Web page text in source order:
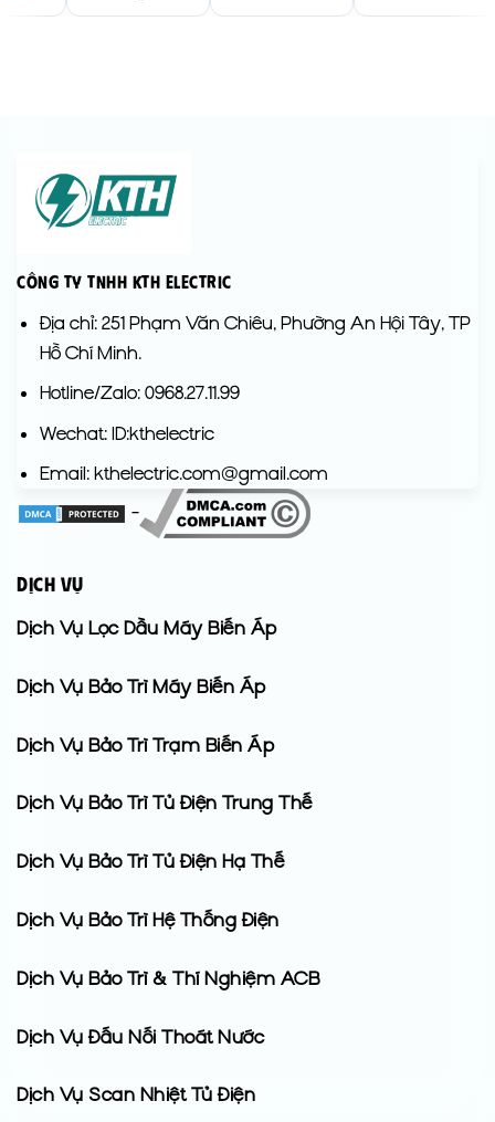
Công Ty TNHH KTH Electric
Địa chỉ: 251 Phạm Văn Chiêu, Phường An Hội Tây, TP
Hồ Chí Minh.
Hotline/Zalo: 0968.27.11.99
Wechat: ID:kthelectric
Email: kthelectric.com@gmail.com
-
DỊCH VỤ
Dịch Vụ Lọc Dầu Máy Biến Áp
Dịch Vụ Bảo Trì Máy Biến Áp
Dịch Vụ Bảo Trì Trạm Biến Áp
Dịch Vụ Bảo Trì Tủ Điện Trung Thế
Dịch Vụ Bảo Trì Tủ Điện Hạ Thế
Dịch Vụ Bảo Trì Hệ Thống Điện
Dịch Vụ Bảo Trì & Thí Nghiệm ACB
Dịch Vụ Đấu Nối Thoát Nước
Dịch Vụ Scan Nhiệt Tủ Điện